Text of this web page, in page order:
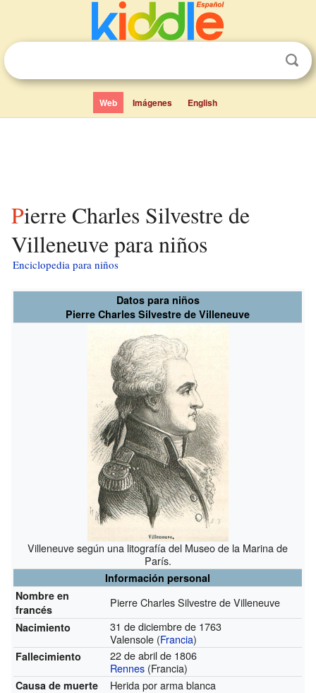
Web Imágenes English
Pierre Charles Silvestre de
Villeneuve para niños
Enciclopedia para niños
Datos para niños
Pierre Charles Silvestre de Villeneuve
Villeneuve según una litografía del Museo de la Marina de
París.
Información personal
Nombre en
francés
Pierre Charles Silvestre de Villeneuve
Nacimiento
31 de diciembre de 1763
Valensole (Francia)
Fallecimiento
22 de abril de 1806
Rennes (Francia)
Causa de muerte Herida por arma blanca